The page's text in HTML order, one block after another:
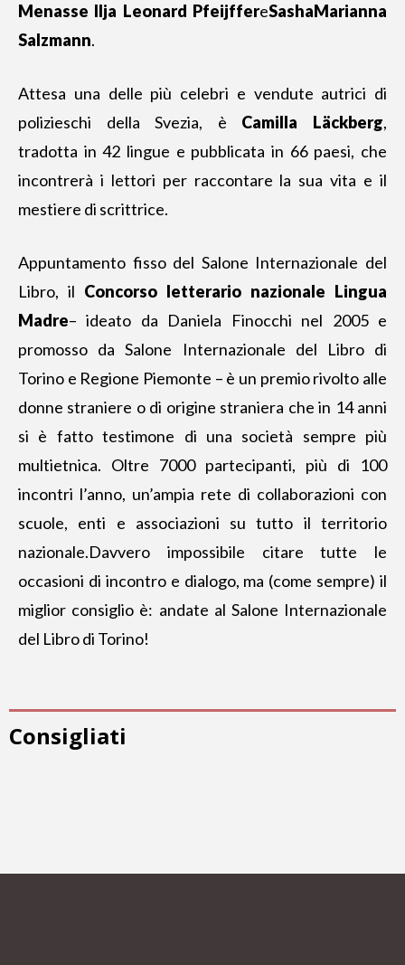
Menasse Ilja Leonard PfeijffereSashaMarianna
Salzmann.
Attesa una delle più celebri e vendute autrici di
polizieschi della Svezia, è Camilla Läckberg,
tradotta in 42 lingue e pubblicata in 66 paesi, che
incontrerà i lettori per raccontare la sua vita e il
mestiere di scrittrice.
Appuntamento fisso del Salone Internazionale del
Libro, il Concorso letterario nazionale Lingua
Madre– ideato da Daniela Finocchi nel 2005 e
promosso da Salone Internazionale del Libro di
Torino e Regione Piemonte – è un premio rivolto alle
donne straniere o di origine straniera che in 14 anni
si è fatto testimone di una società sempre più
multietnica. Oltre 7000 partecipanti, più di 100
incontri l’anno, un’ampia rete di collaborazioni con
scuole, enti e associazioni su tutto il territorio
nazionale.Davvero impossibile citare tutte le
occasioni di incontro e dialogo, ma (come sempre) il
miglior consiglio è: andate al Salone Internazionale
del Libro di Torino!
Consigliati